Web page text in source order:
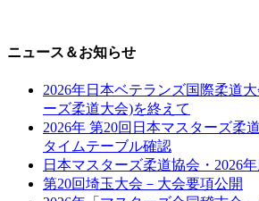
ニュース＆お知らせ
2026年日本ベテランズ国際柔道
ーズ柔道大会)を終えて
2026年 第20回日本マスターズ柔
タイムテーブル確認
日本マスターズ柔道協会・2026
第20回埼玉大会－大会要項公開